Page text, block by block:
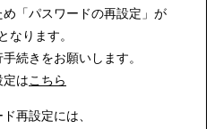
「パスワードの再設定」が
なります。
続きをお願いします。
定はこちら
再設定には、